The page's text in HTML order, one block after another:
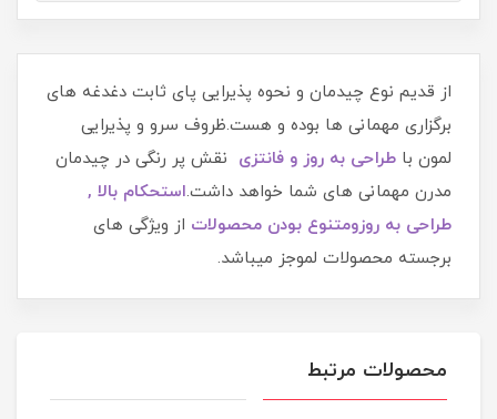
از قدیم نوع چیدمان و نحوه پذیرایی پای ثابت دغدغه های
برگزاری مهمانی ها بوده و هست.ظروف سرو و پذیرایی
لمون با طراحی به روز و فانتزی نقش پر رنگی در چیدمان
مدرن مهمانی های شما خواهد داشت.استحکام بالا ,
طراحی به روزومتنوع بودن محصولات از ویژگی های
برجسته محصولات لموجز میباشد.
محصولات مرتبط